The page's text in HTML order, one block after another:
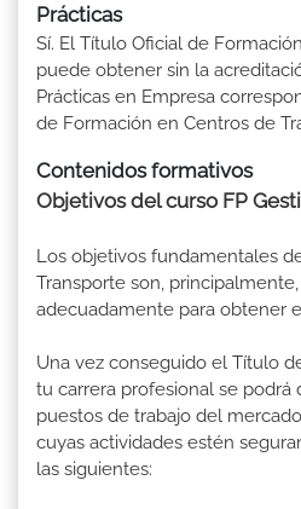
Prácticas
Sí. El Título Oficial de
puede obtener sin la
Prácticas en Empresa
de Formación en Centros de
Contenidos formativos
Objetivos del curso FP
Los objetivos fundamentales
Transporte son,
adecuadamente para obtener
Una vez conseguido el Título
tu carrera profesional se podrá
puestos de trabajo del
cuyas actividades estén
las siguientes: